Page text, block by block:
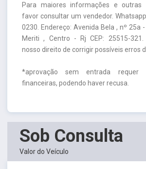
Para maiores informações e outras
favor consultar um vendedor.
0230. Endereço: Avenida Bela , nº 25a
Meriti , Centro - Rj CEP: 25515-321.
nosso direito de corrigir possíveis erros
*aprovação sem entrada requer
financeiras, podendo haver recusa.
Sob Consulta
Valor do Veículo